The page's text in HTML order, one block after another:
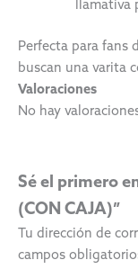
llamativa
Perfecta para fans
buscan una varita
Valoraciones
No hay
Sé el primero
(CON CAJA)”
Tu dirección de
campos